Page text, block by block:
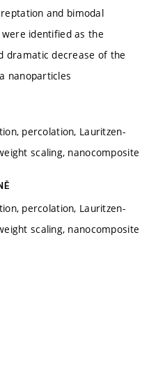
and bimodal
identified as the
dramatic decrease of the
nanoparticles
percolation, Lauritzen-
scaling, nanocomposite
percolation, Lauritzen-
scaling, nanocomposite